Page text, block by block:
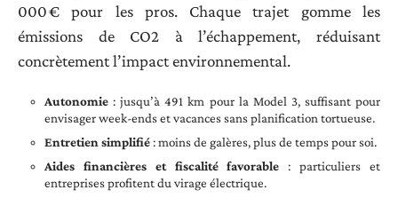
000 € pour les pros. Chaque trajet gomme les
émissions de CO2 à l’échappement, réduisant
concrètement l’impact environnemental.
Autonomie : jusqu’à 491 km pour la Model 3, suffisant pour
envisager week-ends et vacances sans planification tortueuse.
Entretien simplifié: moins de galères, plus de temps pour soi.
Aides financières et fiscalité favorable : particuliers et
entreprises profitent du virage électrique.